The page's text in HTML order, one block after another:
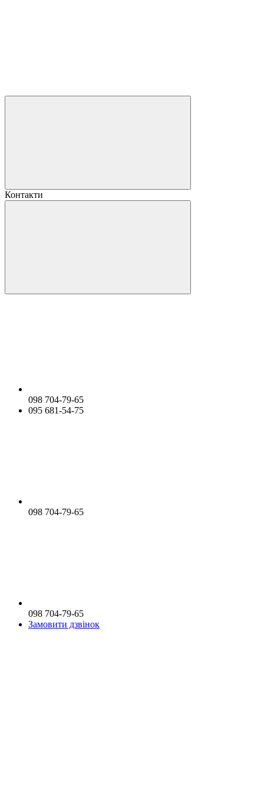
Контакти
098 704-79-65
095 681-54-75
098 704-79-65
098 704-79-65
Замовити дзвінок